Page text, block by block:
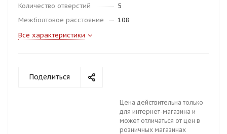
Количество отверстий
5
Межболтовое расстояние
108
Все характеристики
Поделиться
Цена действительна только
для интернет-магазина и
может отличаться от цен в
розничных магазинах